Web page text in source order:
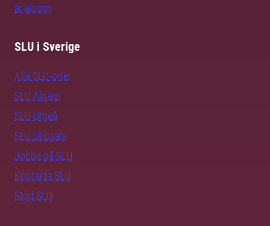
är alumn
SLU i Sverige
Alla SLU-orter
SLU Alnarp
SLU Umeå
SLU Uppsala
Jobba på SLU
Kontakta SLU
Stöd SLU